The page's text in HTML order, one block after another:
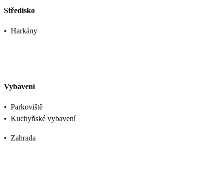
Středisko
• Harkány
Vybavení
• Parkoviště
• Kuchyňské vybavení
• Zahrada